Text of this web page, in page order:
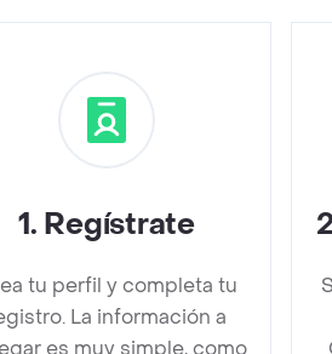
1. Regístrate
tu perfil y completa tu
La información a
es muy simple, como
2